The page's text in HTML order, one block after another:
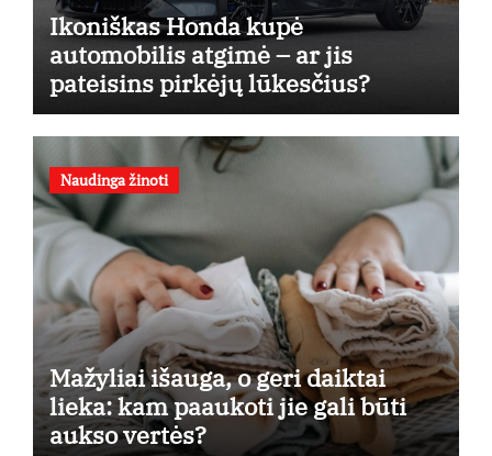
Ikoniškas Honda kupė
automobilis atgimė – ar jis
pateisins pirkėjų lūkesčius?
Naudinga žinoti
Mažyliai išauga, o geri daiktai
lieka: kam paaukoti jie gali būti
aukso vertės?